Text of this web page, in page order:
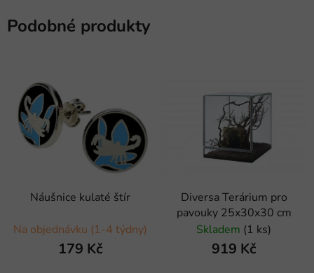
Podobné produkty
Náušnice kulaté štír
Na objednávku (1-4 týdny)
179 Kč
Diversa Terárium pro
pavouky 25x30x30 cm
Skladem (1 ks)
919 Kč